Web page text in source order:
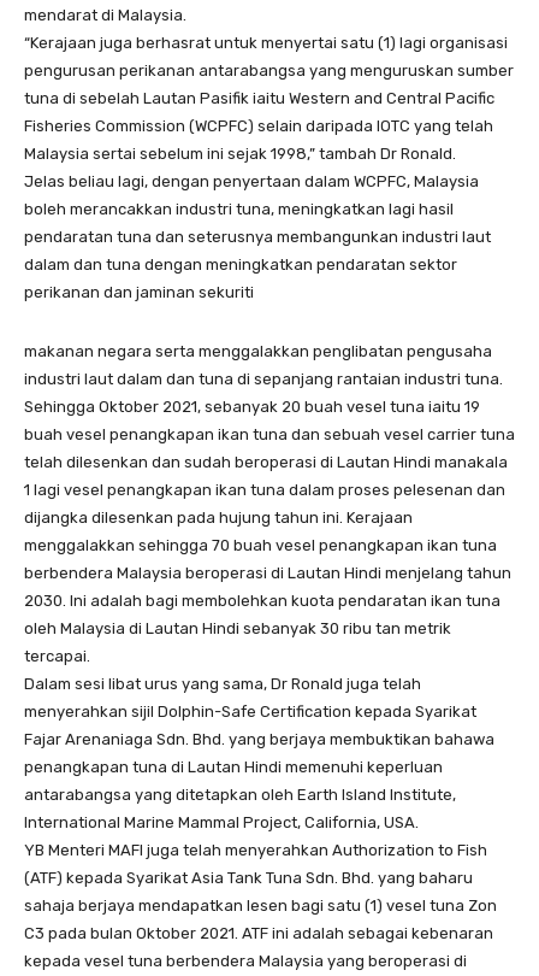
mendarat di Malaysia.
“Kerajaan juga berhasrat untuk menyertai satu (1) lagi organisasi
pengurusan perikanan antarabangsa yang menguruskan sumber
tuna di sebelah Lautan Pasifik iaitu Western and Central Pacific
Fisheries Commission (WCPFC) selain daripada IOTC yang telah
Malaysia sertai sebelum ini sejak 1998,” tambah Dr Ronald.
Jelas beliau lagi, dengan penyertaan dalam WCPFC, Malaysia
boleh merancakkan industri tuna, meningkatkan lagi hasil
pendaratan tuna dan seterusnya membangunkan industri laut
dalam dan tuna dengan meningkatkan pendaratan sektor
perikanan dan jaminan sekuriti
makanan negara serta menggalakkan penglibatan pengusaha
industri laut dalam dan tuna di sepanjang rantaian industri tuna.
Sehingga Oktober 2021, sebanyak 20 buah vesel tuna iaitu 19
buah vesel penangkapan ikan tuna dan sebuah vesel carrier tuna
telah dilesenkan dan sudah beroperasi di Lautan Hindi manakala
1 lagi vesel penangkapan ikan tuna dalam proses pelesenan dan
dijangka dilesenkan pada hujung tahun ini. Kerajaan
menggalakkan sehingga 70 buah vesel penangkapan ikan tuna
berbendera Malaysia beroperasi di Lautan Hindi menjelang tahun
2030. Ini adalah bagi membolehkan kuota pendaratan ikan tuna
oleh Malaysia di Lautan Hindi sebanyak 30 ribu tan metrik
tercapai.
Dalam sesi libat urus yang sama, Dr Ronald juga telah
menyerahkan sijil Dolphin-Safe Certification kepada Syarikat
Fajar Arenaniaga Sdn. Bhd. yang berjaya membuktikan bahawa
penangkapan tuna di Lautan Hindi memenuhi keperluan
antarabangsa yang ditetapkan oleh Earth Island Institute,
International Marine Mammal Project, California, USA.
YB Menteri MAFI juga telah menyerahkan Authorization to Fish
(ATF) kepada Syarikat Asia Tank Tuna Sdn. Bhd. yang baharu
sahaja berjaya mendapatkan lesen bagi satu (1) vesel tuna Zon
C3 pada bulan Oktober 2021. ATF ini adalah sebagai kebenaran
kepada vesel tuna berbendera Malaysia yang beroperasi di